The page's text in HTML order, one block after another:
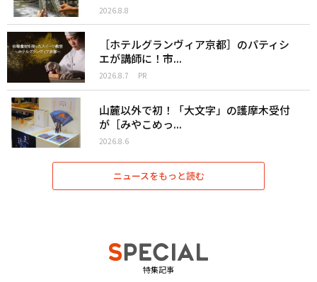
2026.8.8
［ホテルグランヴィア京都］のパティシ
エが講師に！市...
2026.8.7 PR
山麓以外で初！「大文字」の護摩木受付
が［みやこめっ...
2026.8.6
ニュースをもっと読む
特集記事